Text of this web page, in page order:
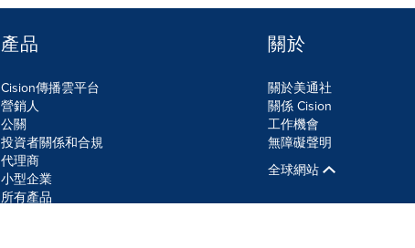
產品
Cision傳播雲平台
營銷人
公關
投資者關係和合規
代理商
小型企業
所有產品
關於
關於美通社
關係 Cision
工作機會
無障礙聲明
全球網站